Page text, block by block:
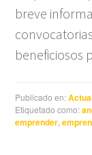
breve
beneficiosos
Publicado en:
Etiquetado como:
emprender ,